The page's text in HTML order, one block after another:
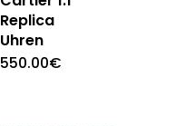
Replica
Uhren
550.00€